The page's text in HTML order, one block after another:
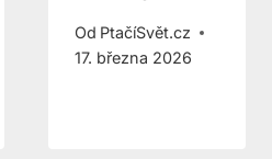
Od PtačíSvět.cz
17. března 2026